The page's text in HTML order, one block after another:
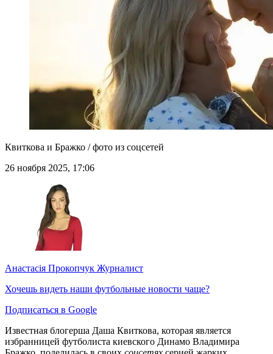
Квиткова и Бражко / фото из соцсетей
26 ноября 2025, 17:06
Анастасія Прокопчук Журналист
Хочешь видеть наши футбольные новости чаще?
Подписаться в Google
Известная блогерша Даша Квиткова, которая является
избранницей футболиста киевского Динамо Владимира